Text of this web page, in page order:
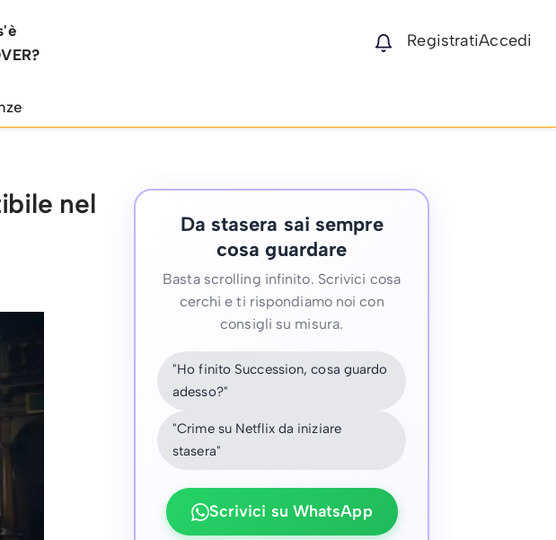
RegistratiAccedi
nel
Da stasera sai sempre
cosa guardare
Basta scrolling infinito. Scrivici cosa
cerchi e ti rispondiamo noi con
consigli su misura.
"Ho finito Succession, cosa guardo
adesso?"
"Crime su Netflix da iniziare
stasera"
Scrivici su WhatsApp